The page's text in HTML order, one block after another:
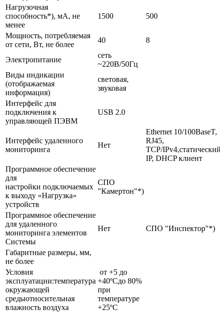
Нагрузочная
способность*), мА, не
менее
1500 500
Мощность, потребляемая
от сети, Вт, не более
40 8
Электропитание
сеть
~220В/50Гц
Виды индикации
(отображаемая
информация)
световая,
звуковая
Интерфейс для
подключения к
управляющей ПЭВМ
USB 2.0
Интерфейс удаленного
мониторинга
Нет
Ethernet 10/100BaseT,
RJ45,
TCP/
IP, DHCP клиент
Программное обеспечение
для
настройки подключаемых
к выходу «Нагрузка»
устройств
СПО
"Камертон"*)
Программное обеспечение
для удаленного
мониторинга элементов
Системы
Нет СПО "Инспектор"*)
Габаритные размеры, мм,
не более
Условия
эксплуатации:температура
окружающей
средыотносительная
влажность воздуха
от +5 до
+40ºСдо 80%
при
температуре
+25ºС